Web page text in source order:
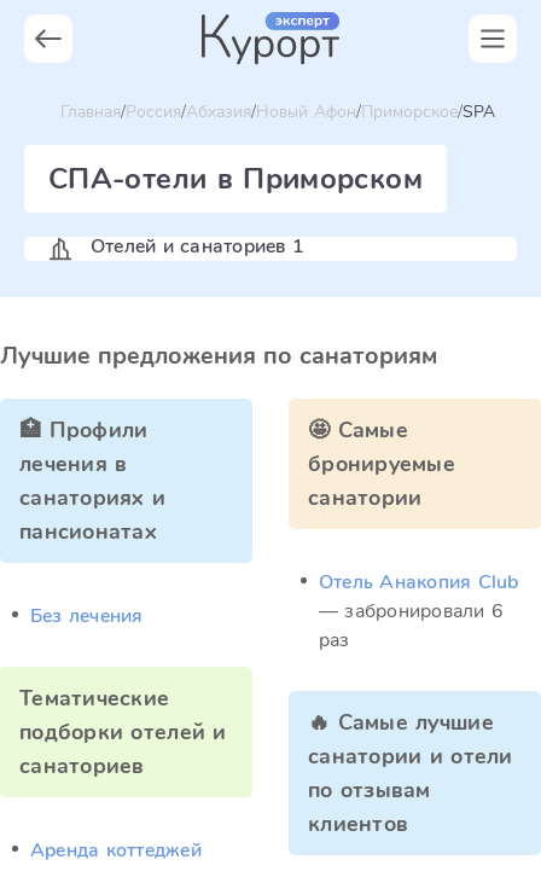
Главная Россия Абхазия Новый Афон Приморское SPA
СПА-отели в Приморском
Отелей и санаториев 1
Лучшие предложения по санаториям
🏥 Профили
лечения в
санаториях и
пансионатах
Без лечения
Тематические
подборки отелей и
санаториев
Аренда коттеджей
🤩 Самые
бронируемые
санатории
Отель Анакопия Club
— забронировали 6
раз
🔥 Самые лучшие
санатории и отели
по отзывам
клиентов